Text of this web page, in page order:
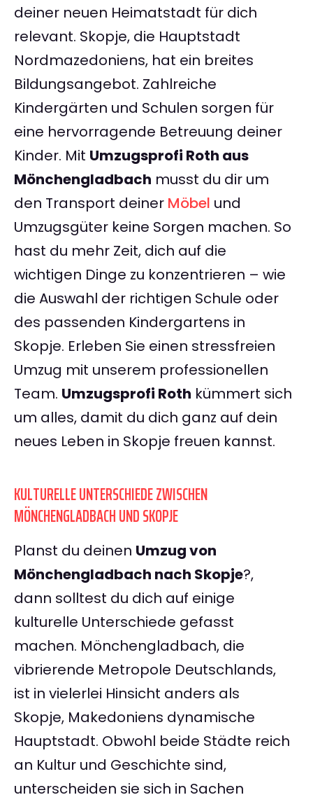
deiner neuen Heimatstadt für dich
relevant. Skopje, die Hauptstadt
Nordmazedoniens, hat ein breites
Bildungsangebot. Zahlreiche
Kindergärten und Schulen sorgen für
eine hervorragende Betreuung deiner
Kinder. Mit Umzugsprofi Roth aus
Mönchengladbach musst du dir um
den Transport deiner Möbel und
Umzugsgüter keine Sorgen machen. So
hast du mehr Zeit, dich auf die
wichtigen Dinge zu konzentrieren – wie
die Auswahl der richtigen Schule oder
des passenden Kindergartens in
Skopje. Erleben Sie einen stressfreien
Umzug mit unserem professionellen
Team. Umzugsprofi Roth kümmert sich
um alles, damit du dich ganz auf dein
neues Leben in Skopje freuen kannst.
KULTURELLE UNTERSCHIEDE ZWISCHEN
MÖNCHENGLADBACH UND SKOPJE
Planst du deinen Umzug von
Mönchengladbach nach Skopje?,
dann solltest du dich auf einige
kulturelle Unterschiede gefasst
machen. Mönchengladbach, die
vibrierende Metropole Deutschlands,
ist in vielerlei Hinsicht anders als
Skopje, Makedoniens dynamische
Hauptstadt. Obwohl beide Städte reich
an Kultur und Geschichte sind,
unterscheiden sie sich in Sachen